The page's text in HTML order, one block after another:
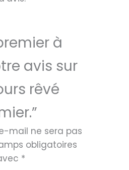
à
avis sur
rêvé
mail ne sera pas
obligatoires
*